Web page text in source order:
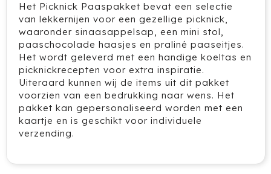
Cricket
Cutter & Buck
Dopper
Elevate
Fitz Living
Het Picknick Paaspakket bevat een selectie
van lekkernijen voor een gezellige picknick,
waaronder sinaasappelsap, een mini stol,
paaschocolade haasjes en praliné paaseitjes.
Het wordt geleverd met een handige koeltas en
picknickrecepten voor extra inspiratie.
Uiteraard kunnen wij de items uit dit pakket
voorzien van een bedrukking naar wens. Het
pakket kan gepersonaliseerd worden met een
kaartje en is geschikt voor individuele
verzending.